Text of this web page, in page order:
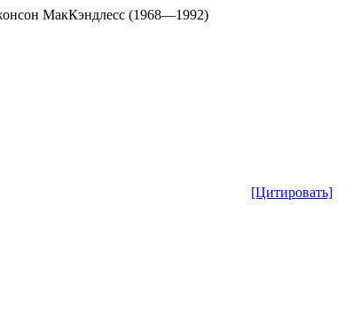
МакКэндлесс (1968—1992)
[Цитировать]